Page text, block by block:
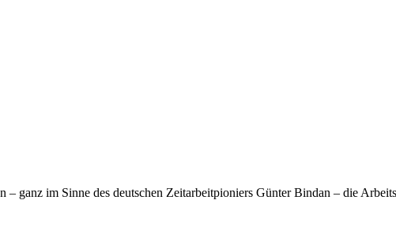
– ganz im Sinne des deutschen Zeitarbeitpioniers Günter Bindan – die